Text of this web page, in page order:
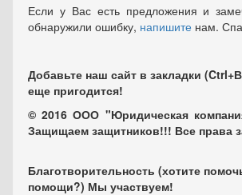
Если у Вас есть предложения и
обнаружили ошибку, напишите нам.
Добавьте наш сайт в закладки
еще пригодится!
© 2016 ООО "Юридическая
Защищаем защитников!!! Все права
Благотворительность (хотите
помощи?) Мы участвуем!